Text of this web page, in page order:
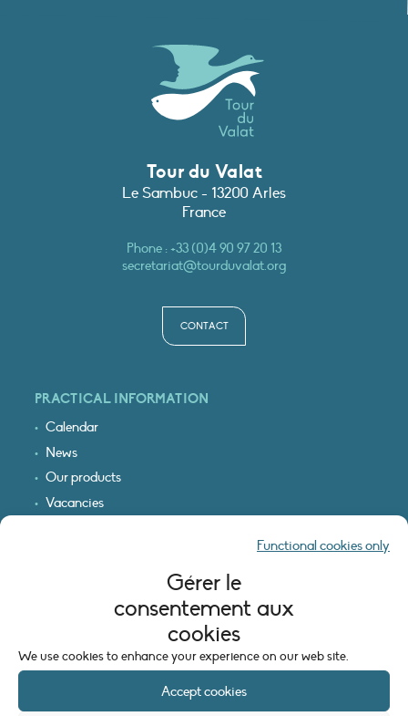
Gérer le
consentement aux
cookies
We use cookies to enhance your experience on our web site.
Accept cookies
Functional cookies only
Tour du Valat
Le Sambuc - 13200 Arles
France
Phone :+33 (0)4 90 97 20 13
secretariat@tourduvalat.org
CONTACT
PRACTICAL INFORMATION
Calendar
News
Our products
Vacancies
LEGAL INFORMATION